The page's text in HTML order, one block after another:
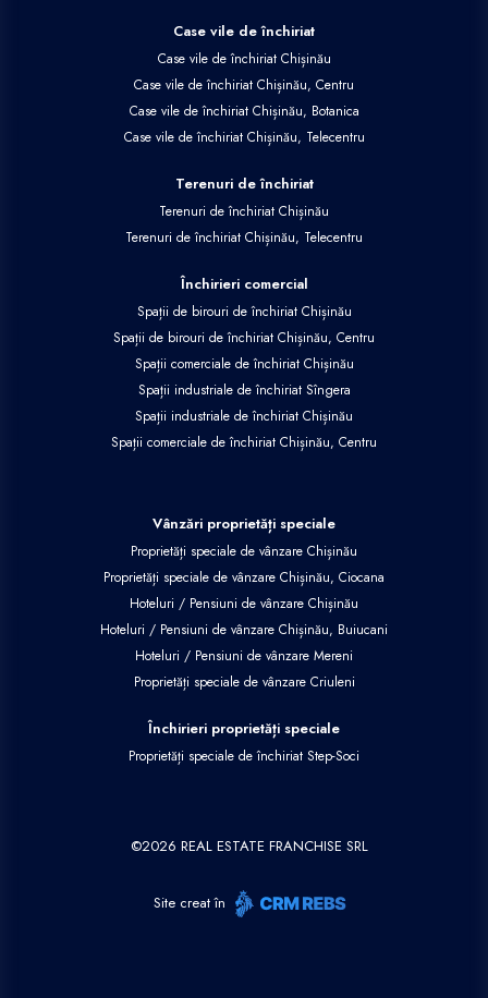
Case vile de închiriat
Case vile de închiriat Chișinău
Case vile de închiriat Chișinău, Centru
Case vile de închiriat Chișinău, Botanica
Case vile de închiriat Chișinău, Telecentru
Terenuri de închiriat
Terenuri de închiriat Chișinău
Terenuri de închiriat Chișinău, Telecentru
Închirieri comercial
Spații de birouri de închiriat Chișinău
Spații de birouri de închiriat Chișinău, Centru
Spații comerciale de închiriat Chișinău
Spații industriale de închiriat Sîngera
Spații industriale de închiriat Chișinău
Spații comerciale de închiriat Chișinău, Centru
Vânzări proprietăți speciale
Proprietăți speciale de vânzare Chișinău
Proprietăți speciale de vânzare Chișinău, Ciocana
Hoteluri / Pensiuni de vânzare Chișinău
Hoteluri / Pensiuni de vânzare Chișinău, Buiucani
Hoteluri / Pensiuni de vânzare Mereni
Proprietăți speciale de vânzare Criuleni
Închirieri proprietăți speciale
Proprietăți speciale de închiriat Step-Soci
©2026 REAL ESTATE FRANCHISE SRL
Site creat în